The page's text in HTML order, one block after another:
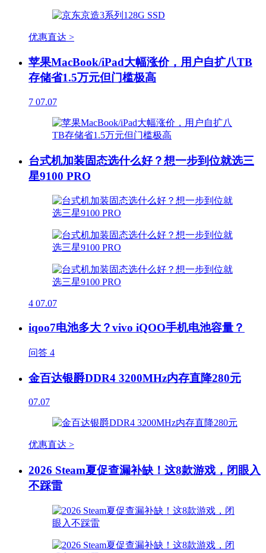
优惠直达 >
苹果MacBook/iPad大幅涨价，用户自扩八TB
存储省1.5万元但门槛极高
7 07.07
台式机加装固态选什么好？想一步到位就选三
星9100 PRO
4 07.07
iqoo7电池多大？vivo iQOO手机电池容量？
问答 4
金百达银爵DDR4 3200MHz内存直降280元
07.07
优惠直达 >
2026 Steam夏促查漏补缺！这8款游戏，闭眼入
不踩雷